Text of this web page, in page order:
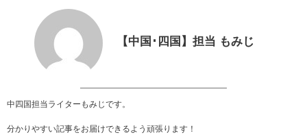
【中国･四国】担当 もみじ
中四国担当ライターもみじです。
分かりやすい記事をお届けできるよう頑張ります！